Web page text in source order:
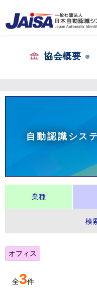
協会概要
自動認識シス
業種
検
オフィス
全3件